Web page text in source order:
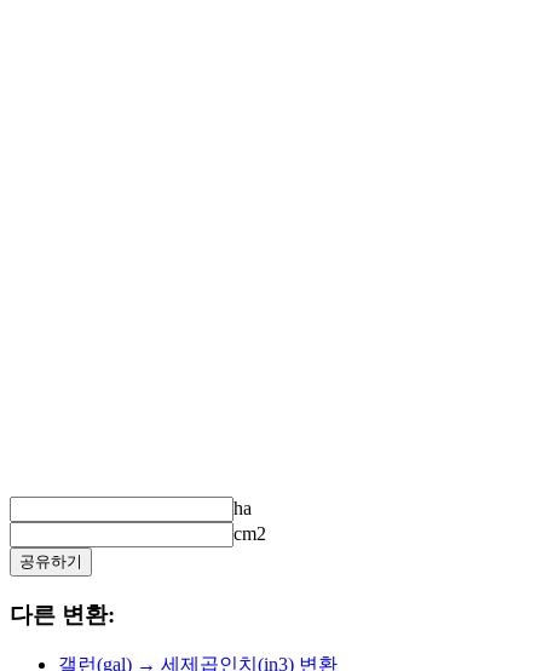
ha
cm2
공유하기
다른 변환:
갤런(gal) → 세제곱인치(in3) 변환